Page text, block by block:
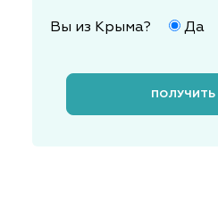
Вы из Крыма? Да
ПОЛУЧИТЬ